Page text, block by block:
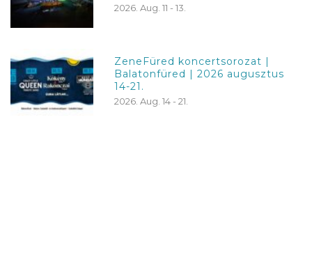
2026. Aug. 11 - 13.
ZeneFüred koncertsorozat |
Balatonfüred | 2026 augusztus
14-21.
2026. Aug. 14 - 21.